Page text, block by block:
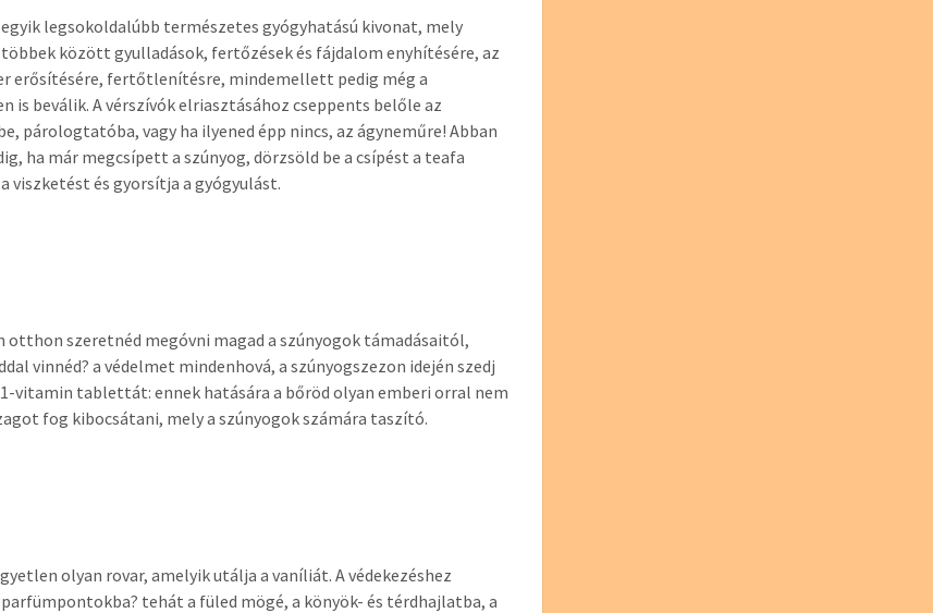
legsokoldalúbb természetes gyógyhatású kivonat, mely
között gyulladások, fertőzések és fájdalom enyhítésére, az
erősítésére, fertőtlenítésre, mindemellett pedig még a
is beválik. A vérszívók elriasztásához cseppents belőle az
párologtatóba, vagy ha ilyened épp nincs, az ágyneműre! Abban
ha már megcsípett a szúnyog, dörzsöld be a csípést a teafa
viszketést és gyorsítja a gyógyulást.
otthon szeretnéd megóvni magad a szúnyogok támadásaitól,
vinnéd? a védelmet mindenhová, a szúnyogszezon idején szedj
vitamin tablettát: ennek hatására a bőröd olyan emberi orral nem
fog kibocsátani, mely a szúnyogok számára taszító.
olyan rovar, amelyik utálja a vaníliát. A védekezéshez
tehát a füled mögé, a könyök- és térdhajlatba, a